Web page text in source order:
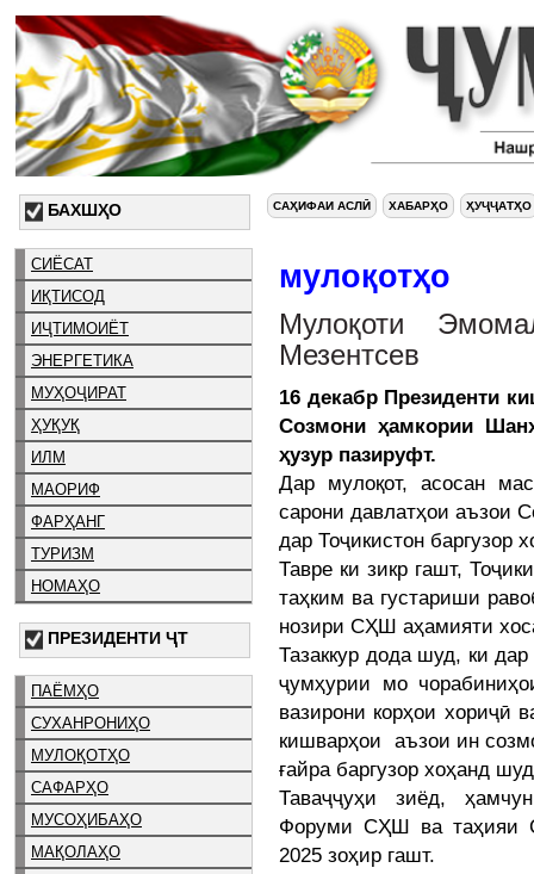
БАХШҲО
СИЁСАТ
ИҚТИСОД
ИҶТИМОИЁТ
ЭНЕРГЕТИКА
МУҲОҶИРАТ
ҲУҚУҚ
ИЛМ
МАОРИФ
ФАРҲАНГ
ТУРИЗМ
НОМАҲО
ПРЕЗИДЕНТИ ҶТ
ПАЁМҲО
СУХАНРОНИҲО
МУЛОҚОТҲО
САФАРҲО
МУСОҲИБАҲО
МАҚОЛАҲО
САҲИФАИ АСЛӢ ХАБАРҲО ҲУҶҶАТҲО
мулоқотҳо
Мулоқоти
Мезентсев
16 декабр Президенти
Созмони ҳамкории
ҳузур пазируфт.
Дар мулоқот, асосан
сарони давлатҳои аъзои
дар Тоҷикистон баргузор
Тавре ки зикр гашт,
таҳким ва густариши
нозири СҲШ аҳамияти
Тазаккур дода шуд, ки
ҷумҳурии мо
вазирони корҳои хориҷӣ
кишварҳои аъзои ин
ғайра баргузор хоҳанд
Таваҷҷуҳи зиёд,
Форуми СҲШ ва таҳияи
2025 зоҳир гашт.